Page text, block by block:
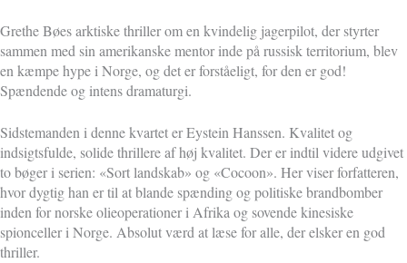
Grethe Bøes arktiske thriller om en kvindelig jagerpilot, der styrter
sammen med sin amerikanske mentor inde på russisk territorium, blev
en kæmpe hype i Norge, og det er forståeligt, for den er god!
Spændende og intens dramaturgi.
Sidstemanden i denne kvartet er Eystein Hanssen. Kvalitet og
indsigtsfulde, solide thrillere af høj kvalitet. Der er indtil videre udgivet
to bøger i serien: «Sort landskab» og «Cocoon». Her viser forfatteren,
hvor dygtig han er til at blande spænding og politiske brandbomber
inden for norske olieoperationer i Afrika og sovende kinesiske
spionceller i Norge. Absolut værd at læse for alle, der elsker en god
thriller.